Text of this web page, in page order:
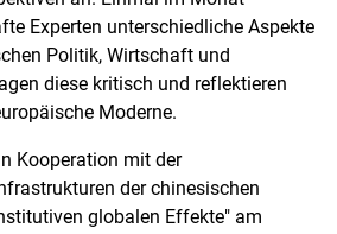
Experten unterschiedliche Aspekte
Politik, Wirtschaft und
diese kritisch und reflektieren
Moderne.
Kooperation mit der
der chinesischen
globalen Effekte" am